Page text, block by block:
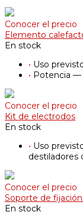
Conocer el precio
Elemento
En stock
• Uso
• Potencia —
Conocer el precio
Kit de electrodos
En stock
• Uso
destiladores
Conocer el precio
Soporte de
En stock